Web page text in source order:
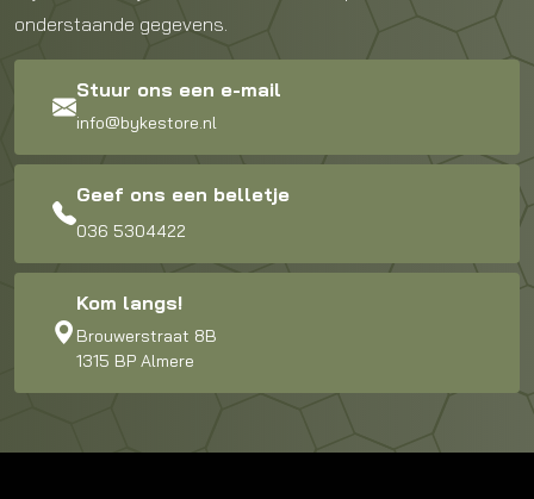
onderstaande gegevens.
Stuur ons een e-mail
info@bykestore.nl
Geef ons een belletje
036 5304422
Kom langs!
Brouwerstraat 8B
1315 BP Almere